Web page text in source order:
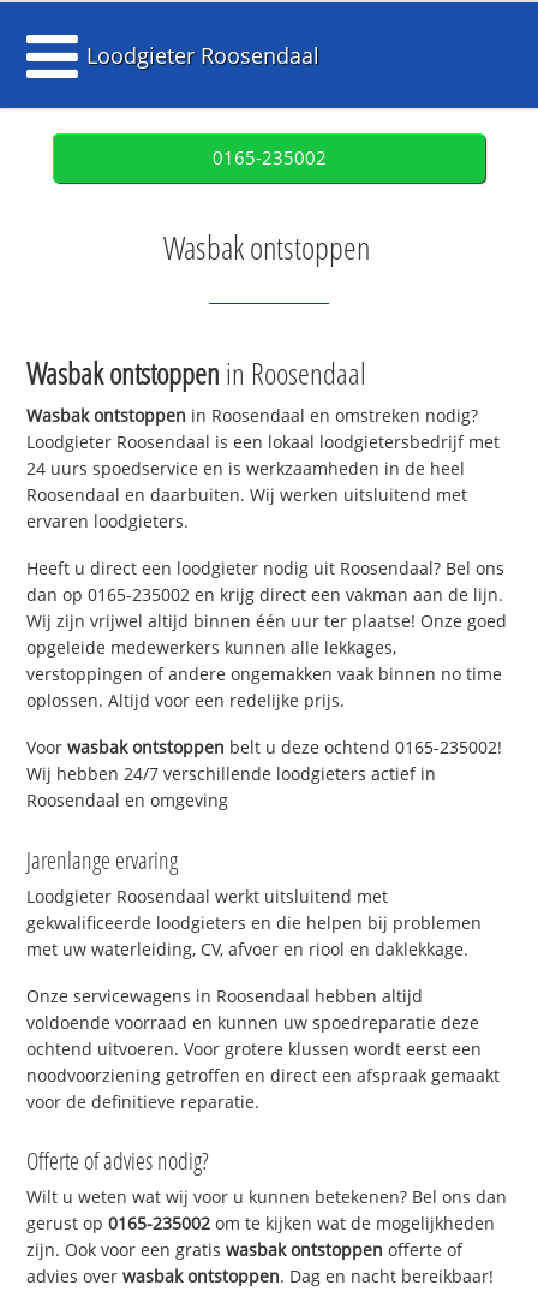
Loodgieter Roosendaal
0165-235002
Wasbak ontstoppen
Wasbak ontstoppen in Roosendaal
Wasbak ontstoppen in Roosendaal en omstreken nodig?
Loodgieter Roosendaal is een lokaal loodgietersbedrijf met
24 uurs spoedservice en is werkzaamheden in de heel
Roosendaal en daarbuiten. Wij werken uitsluitend met
ervaren loodgieters.
Heeft u direct een loodgieter nodig uit Roosendaal? Bel ons
dan op 0165-235002 en krijg direct een vakman aan de lijn.
Wij zijn vrijwel altijd binnen één uur ter plaatse! Onze goed
opgeleide medewerkers kunnen alle lekkages,
verstoppingen of andere ongemakken vaak binnen no time
oplossen. Altijd voor een redelijke prijs.
Voorwasbak ontstoppen belt u deze ochtend 0165-235002!
Wij hebben 24/7 verschillende loodgieters actief in
Roosendaal en omgeving
Jarenlange ervaring
Loodgieter Roosendaal werkt uitsluitend met
gekwalificeerde loodgieters en die helpen bij problemen
met uw waterleiding, CV, afvoer en riool en daklekkage.
Onze servicewagens in Roosendaal hebben altijd
voldoende voorraad en kunnen uw spoedreparatie deze
ochtend uitvoeren. Voor grotere klussen wordt eerst een
noodvoorziening getroffen en direct een afspraak gemaakt
voor de definitieve reparatie.
Offerte of advies nodig?
Wilt u weten wat wij voor u kunnen betekenen? Bel ons dan
gerust op0165-235002 om te kijken wat de mogelijkheden
zijn. Ook voor een gratiswasbak ontstoppen offerte of
advies overwasbak ontstoppen. Dag en nacht bereikbaar!